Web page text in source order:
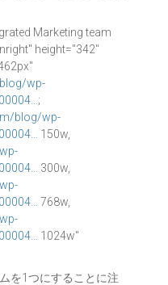
Marketing team
height="342"
wp-
;
blog/wp-
150w,
300w,
768w,
1024w"
を1つにすることに注